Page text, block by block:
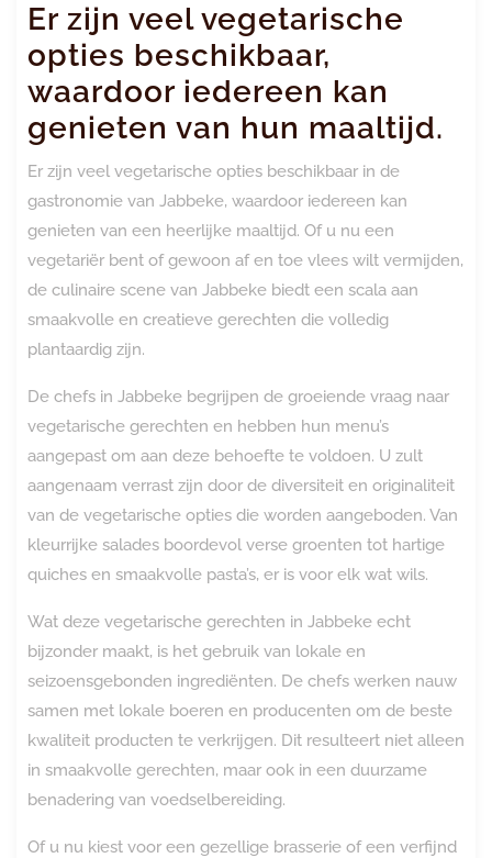
Er zijn veel vegetarische
opties beschikbaar,
waardoor iedereen kan
genieten van hun maaltijd.
Er zijn veel vegetarische opties beschikbaar in de
gastronomie van Jabbeke, waardoor iedereen kan
genieten van een heerlijke maaltijd. Of u nu een
vegetariër bent of gewoon af en toe vlees wilt vermijden,
de culinaire scene van Jabbeke biedt een scala aan
smaakvolle en creatieve gerechten die volledig
plantaardig zijn.
De chefs in Jabbeke begrijpen de groeiende vraag naar
vegetarische gerechten en hebben hun menu’s
aangepast om aan deze behoefte te voldoen. U zult
aangenaam verrast zijn door de diversiteit en originaliteit
van de vegetarische opties die worden aangeboden. Van
kleurrijke salades boordevol verse groenten tot hartige
quiches en smaakvolle pasta’s, er is voor elk wat wils.
Wat deze vegetarische gerechten in Jabbeke echt
bijzonder maakt, is het gebruik van lokale en
seizoensgebonden ingrediënten. De chefs werken nauw
samen met lokale boeren en producenten om de beste
kwaliteit producten te verkrijgen. Dit resulteert niet alleen
in smaakvolle gerechten, maar ook in een duurzame
benadering van voedselbereiding.
Of u nu kiest voor een gezellige brasserie of een verfijnd